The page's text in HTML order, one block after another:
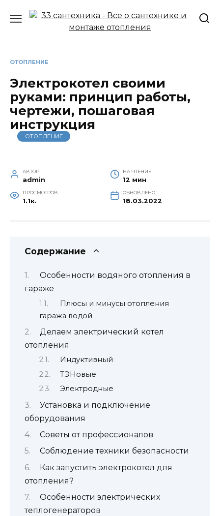
ОТОПЛЕНИЕ
Электрокотел своими
руками: принцип работы,
чертежи, пошаговая
инструкция
ОТОПЛЕНИЕ
АВТОР
admin
НА ЧТЕНИЕ
12 мин
ПРОСМОТРОВ
1.1к.
ОБНОВЛЕНО
18.03.2022
Содержание
Особенности водяного отопления в
гараже
Плюсы и минусы отопления
гаража водой
Делаем электрический котел
отопления
Индуктивный
ТЭНовые
Электродные
Установка и подключение
оборудования
Советы от профессионалов
Соблюдение техники безопасности
Как запустить электрокотел для
отопления?
Особенности электрических
теплогенераторов